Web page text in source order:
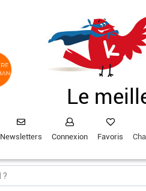
Le
Newsletters Connexion Favoris